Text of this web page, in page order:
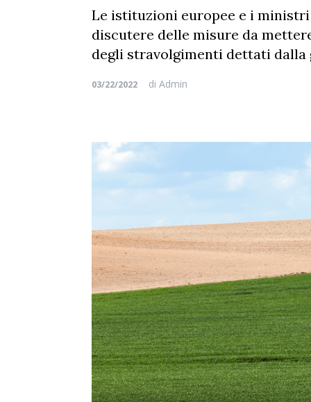
Le istituzioni europee e i
discutere delle misure da
degli stravolgimenti dettati dalla
03/22/2022 di Admin